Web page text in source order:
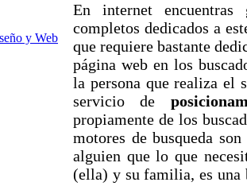
En internet encuentras
completos dedicados a
que requiere bastante
página web en los
la persona que realiza el
servicio de
propiamente de los
motores de busqueda
alguien que lo que
(ella) y su familia, es una